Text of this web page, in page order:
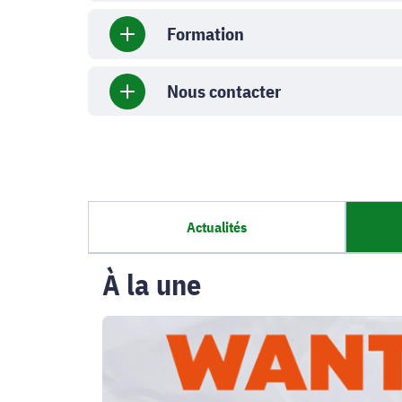
Formation
Nous contacter
Actualités
À la une
WANTED